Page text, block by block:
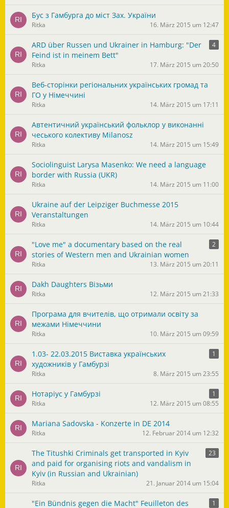
Бус з Гамбурга до міст Зах. України
Ritka 16. März 2015 um 12:47
ARD über Russen und Ukrainer in Hamburg: "Der
Feind ist in meinem Bett"
4
Ritka 17. März 2015 um 20:50
Веб-сторінки регіональних українських громад та
ГО у Німеччині
Ritka 14. März 2015 um 17:11
Автентичний український фольклор у виконанні
чеського колективу Milanosz
Ritka 14. März 2015 um 15:49
Sociolinguist Larysa Masenko: We need a language
border with Russia (UKR)
Ritka 14. März 2015 um 11:00
Ukraine auf der Leipziger Buchmesse 2015
Veranstaltungen
Ritka 14. März 2015 um 10:44
"Love me" a documentary based on the real
stories of Western men and Ukrainian women
2
Ritka 13. März 2015 um 20:11
Dakh Daughters Візьми
Ritka 12. März 2015 um 21:33
Програма для вчителів, що отримали освіту за
межами Німеччини
Ritka 10. März 2015 um 09:59
1.03- 22.03.2015 Виставка українських
художників у Гамбурзі
1
Ritka 8. März 2015 um 23:55
Нотаріус у Гамбурзі
1
Ritka
12. März 2015 um 08:55
Mariana Sadovska - Konzerte in DE 2014
Ritka 12. Februar 2014 um 12:32
The Titushki Criminals get transported in Kyiv
and paid for organising riots and vandalism in
Kyiv (in Russian and Ukrainian)
23
Ritka 21. Januar 2014 um 15:04
"Ein Bündnis gegen die Macht" Feuilleton des
1